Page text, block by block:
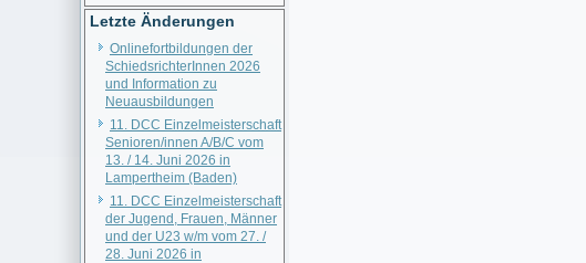
Letzte Änderungen
Onlinefortbildungen der
SchiedsrichterInnen 2026
und Information zu
Neuausbildungen
11. DCC Einzelmeisterschaft
Senioren/innen A/B/C vom
13. / 14. Juni 2026 in
Lampertheim (Baden)
11. DCC Einzelmeisterschaft
der Jugend, Frauen, Männer
und der U23 w/m vom 27. /
28. Juni 2026 in